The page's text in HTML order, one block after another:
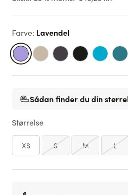
Farve: Lavendel
Sådan finder du din
Størrelse
XS S M L